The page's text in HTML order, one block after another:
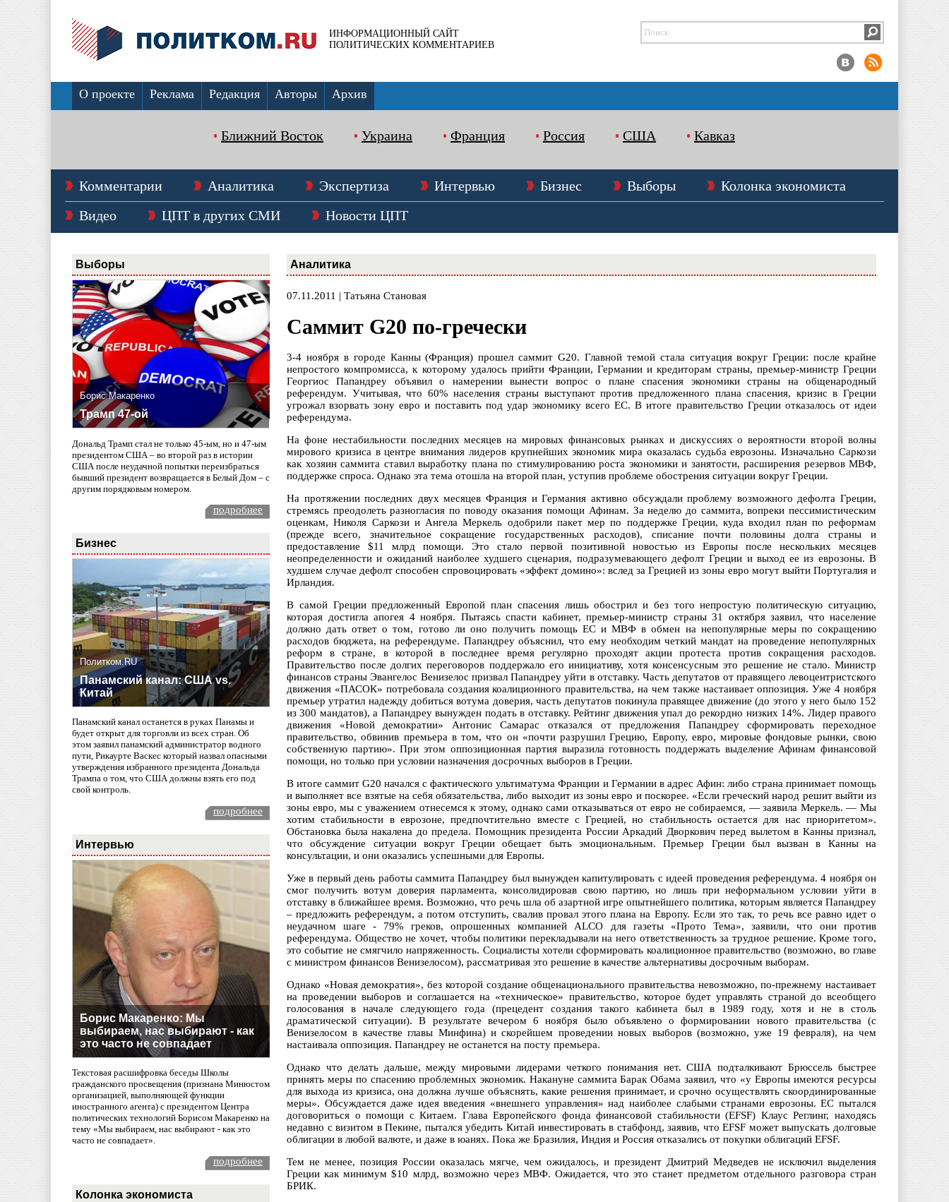
ИНФОРМАЦИОННЫЙ САЙТ
ПОЛИТИЧЕСКИХ КОММЕНТАРИЕВ
О проекте Реклама Редакция Авторы Архив
Ближний Восток Украина Франция Россия США Кавказ
Комментарии Аналитика Экспертиза Интервью Бизнес Выборы
Колонка экономиста
Видео
ЦПТ в других СМИ Новости ЦПТ
Выборы
Борис Макаренко
Трамп 47-ой
Дональд Трамп стал не только 45-ым, но и 47-ым
президентом США – во второй раз в истории
США после неудачной попытки переизбраться
бывший президент возвращается в Белый Дом – с
другим порядковым номером.
подробнее
Бизнес
Политком.RU
Панамский канал: США vs.
Китай
Панамский канал останется в руках Панамы и
будет открыт для торговли из всех стран. Об
этом заявил панамский администратор водного
пути, Рикаурте Васкес который назвал опасными
утверждения избранного президента Дональда
Трампа о том, что США должны взять его под
свой контроль.
подробнее
Интервью
Борис Макаренко: Мы
выбираем, нас выбирают - как
это часто не совпадает
Текстовая расшифровка беседы Школы
гражданского просвещения (признана Минюстом
организацией, выполняющей функции
иностранного агента) с президентом Центра
политических технологий Борисом Макаренко на
тему «Мы выбираем, нас выбирают - как это
часто не совпадает».
подробнее
Колонка экономиста
Аналитика
07.11.2011 | Татьяна Становая
Саммит G20 по-гречески
3-4 ноября в городе Канны (Франция) прошел саммит G20. Главной темой стала ситуация вокруг Греции: после крайне
непростого компромисса, к которому удалось прийти Франции, Германии и кредиторам страны, премьер-министр Греции
Георгиос Папандреу объявил о намерении вынести вопрос о плане спасения экономики страны на общенародный
референдум. Учитывая, что 60% населения страны выступают против предложенного плана спасения, кризис в Греции
угрожал взорвать зону евро и поставить под удар экономику всего ЕС. В итоге правительство Греции отказалось от идеи
референдума.
На фоне нестабильности последних месяцев на мировых финансовых рынках и дискуссиях о вероятности второй волны
мирового кризиса в центре внимания лидеров крупнейших экономик мира оказалась судьба еврозоны. Изначально Саркози
как хозяин саммита ставил выработку плана по стимулированию роста экономики и занятости, расширения резервов МВФ,
поддержке спроса. Однако эта тема отошла на второй план, уступив проблеме обострения ситуации вокруг Греции.
На протяжении последних двух месяцев Франция и Германия активно обсуждали проблему возможного дефолта Греции,
стремясь преодолеть разногласия по поводу оказания помощи Афинам. За неделю до саммита, вопреки пессимистическим
оценкам, Николя Саркози и Ангела Меркель одобрили пакет мер по поддержке Греции, куда входил план по реформам
(прежде всего, значительное сокращение государственных расходов), списание почти половины долга страны и
предоставление $11 млрд помощи. Это стало первой позитивной новостью из Европы после нескольких месяцев
неопределенности и ожиданий наиболее худшего сценария, подразумевающего дефолт Греции и выход ее из еврозоны. В
худшем случае дефолт способен спровоцировать «эффект домино»: вслед за Грецией из зоны евро могут выйти Португалия и
Ирландия.
В самой Греции предложенный Европой план спасения лишь обострил и без того непростую политическую ситуацию,
которая достигла апогея 4 ноября. Пытаясь спасти кабинет, премьер-министр страны 31 октября заявил, что население
должно дать ответ о том, готово ли оно получить помощь ЕС и МВФ в обмен на непопулярные меры по сокращению
расходов бюджета, на референдуме. Папандреу объяснил, что ему необходим четкий мандат на проведение непопулярных
реформ в стране, в которой в последнее время регулярно проходят акции протеста против сокращения расходов.
Правительство после долгих переговоров поддержало его инициативу, хотя консенсусным это решение не стало. Министр
финансов страны Эвангелос Венизелос призвал Папандреу уйти в отставку. Часть депутатов от правящего левоцентристского
движения «ПАСОК» потребовала создания коалиционного правительства, на чем также настаивает оппозиция. Уже 4 ноября
премьер утратил надежду добиться вотума доверия, часть депутатов покинула правящее движение (до этого у него было 152
из 300 мандатов), а Папандреу вынужден подать в отставку. Рейтинг движения упал до рекордно низких 14%. Лидер правого
движения «Новой демократии» Антонис Самарас отказался от предложения Папандреу сформировать переходное
правительство, обвинив премьера в том, что он «почти разрушил Грецию, Европу, евро, мировые фондовые рынки, свою
собственную партию». При этом оппозиционная партия выразила готовность поддержать выделение Афинам финансовой
помощи, но только при условии назначения досрочных выборов в Греции.
В итоге саммит G20 начался с фактического ультиматума Франции и Германии в адрес Афин: либо страна принимает помощь
и выполняет все взятые на себя обязательства, либо выходит из зоны евро и поскорее. «Если греческий народ решит выйти из
зоны евро, мы с уважением отнесемся к этому, однако сами отказываться от евро не собираемся, — заявила Меркель. — Мы
хотим стабильности в еврозоне, предпочтительно вместе с Грецией, но стабильность остается для нас приоритетом».
Обстановка была накалена до предела. Помощник президента России Аркадий Дворкович перед вылетом в Канны признал,
что обсуждение ситуации вокруг Греции обещает быть эмоциональным. Премьер Греции был вызван в Канны на
консультации, и они оказались успешными для Европы.
Уже в первый день работы саммита Папандреу был вынужден капитулировать с идеей проведения референдума. 4 ноября он
смог получить вотум доверия парламента, консолидировав свою партию, но лишь при неформальном условии уйти в
отставку в ближайшее время. Возможно, что речь шла об азартной игре опытнейшего политика, которым является Папандреу
– предложить референдум, а потом отступить, свалив провал этого плана на Европу. Если это так, то речь все равно идет о
неудачном шаге - 79% греков, опрошенных компанией ALCO для газеты «Прото Тема», заявили, что они против
референдума. Общество не хочет, чтобы политики перекладывали на него ответственность за трудное решение. Кроме того,
это событие не смягчило напряженность. Социалисты хотели сформировать коалиционное правительство (возможно, во главе
с министром финансов Венизелосом), рассматривая это решение в качестве альтернативы досрочным выборам.
Однако «Новая демократия», без которой создание общенационального правительства невозможно, по-прежнему настаивает
на проведении выборов и соглашается на «техническое» правительство, которое будет управлять страной до всеобщего
голосования в начале следующего года (прецедент создания такого кабинета был в 1989 году, хотя и не в столь
драматической ситуации). В результате вечером 6 ноября было объявлено о формировании нового правительства (с
Венизелосом в качестве главы Минфина) и скорейшем проведении новых выборов (возможно, уже 19 февраля), на чем
настаивала оппозиция. Папандреу не останется на посту премьера.
Однако что делать дальше, между мировыми лидерами четкого понимания нет. США подталкивают Брюссель быстрее
принять меры по спасению проблемных экономик. Накануне саммита Барак Обама заявил, что «у Европы имеются ресурсы
для выхода из кризиса, она должна лучше объяснять, какие решения принимает, и срочно осуществлять скоординированные
меры». Обсуждается даже идея введения «внешнего управления» над наиболее слабыми странами еврозоны. ЕС пытался
договориться о помощи с Китаем. Глава Европейского фонда финансовой стабильности (EFSF) Клаус Реглинг, находясь
недавно с визитом в Пекине, пытался убедить Китай инвестировать в стабфонд, заявив, что EFSF может выпускать долговые
облигации в любой валюте, и даже в юанях. Пока же Бразилия, Индия и Россия отказались от покупки облигаций EFSF.
Тем не менее, позиция России оказалась мягче, чем ожидалось, и президент Дмитрий Медведев не исключил выделения
Греции как минимум $10 млрд, возможно через МВФ. Ожидается, что это станет предметом отдельного разговора стран
БРИК.